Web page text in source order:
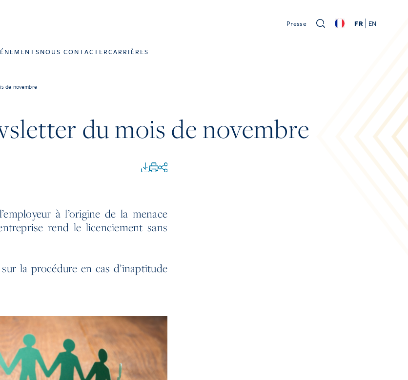
Presse FR EN
NOUS CONTACTERCARRIÈRES
de novembre
du mois de novembre
à l’origine de la menace
rend le licenciement sans
la procédure en cas d’inaptitude